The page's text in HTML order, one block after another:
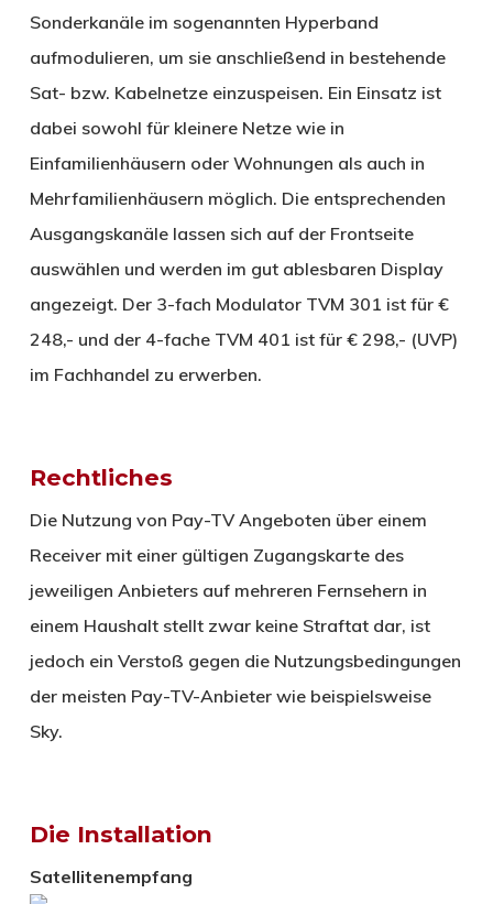
Sonderkanäle im sogenannten Hyperband
aufmodulieren, um sie anschließend in bestehende
Sat- bzw. Kabelnetze einzuspeisen. Ein Einsatz ist
dabei sowohl für kleinere Netze wie in
Einfamilienhäusern oder Wohnungen als auch in
Mehrfamilienhäusern möglich. Die entsprechenden
Ausgangskanäle lassen sich auf der Frontseite
auswählen und werden im gut ablesbaren Display
angezeigt. Der 3-fach Modulator TVM 301 ist für €
248,- und der 4-fache TVM 401 ist für € 298,- (UVP)
im Fachhandel zu erwerben.
Rechtliches
Die Nutzung von Pay-TV Angeboten über einem
Receiver mit einer gültigen Zugangskarte des
jeweiligen Anbieters auf mehreren Fernsehern in
einem Haushalt stellt zwar keine Straftat dar, ist
jedoch ein Verstoß gegen die Nutzungsbedingungen
der meisten Pay-TV-Anbieter wie beispielsweise
Sky.
Die Installation
Satellitenempfang